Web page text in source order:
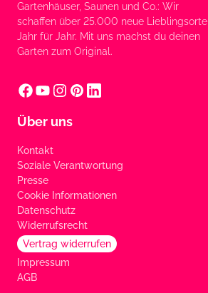
Gartenhäuser, Saunen und Co.: Wir
schaffen über 25.000 neue Lieblingsorte
Jahr für Jahr. Mit uns machst du deinen
Garten zum Original.
Über uns
Kontakt
Soziale Verantwortung
Presse
Cookie Informationen
Datenschutz
Widerrufsrecht
Vertrag widerrufen
Impressum
AGB